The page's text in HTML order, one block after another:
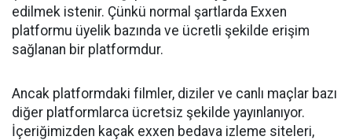
edilmek istenir. Çünkü normal şartlarda Exxen
platformu üyelik bazında ve ücretli şekilde erişim
sağlanan bir platformdur.
Ancak platformdaki filmler, diziler ve canlı maçlar bazı
diğer platformlarca ücretsiz şekilde yayınlanıyor.
İçeriğimizden kaçak exxen bedava izleme siteleri,